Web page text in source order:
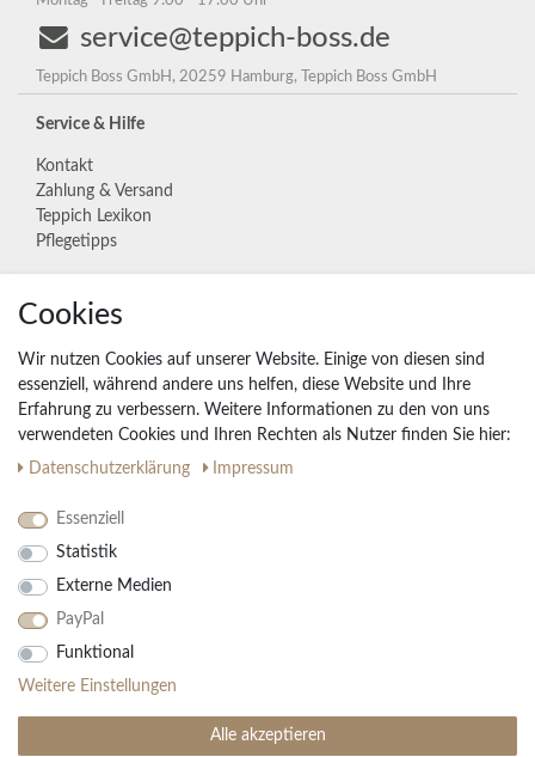
service@teppich-boss.de
Teppich Boss GmbH, 20259 Hamburg, Teppich Boss GmbH
Service & Hilfe
Kontakt
Zahlung & Versand
Teppich Lexikon
Pflegetipps
Unternehmen
Widerrufs­recht
Vertrag widerrufen
Impressum
Daten­schutz­erklärung
AGB
Ihre Vorteile
30 Tage Rückgaberecht
Große Auswahl
Kauf auf Rechnung
Einfache Auftragsverfolgung
Cookies
Wir nutzen Cookies auf unserer Website. Einige von diesen sind
essenziell, während andere uns helfen, diese Website und Ihre
Erfahrung zu verbessern. Weitere Informationen zu den von uns
verwendeten Cookies und Ihren Rechten als Nutzer finden Sie hier:
Daten­schutz­erklärung
Impressum
Essenziell
Statistik
Externe Medien
PayPal
Funktional
Weitere Einstellungen
Alle akzeptieren